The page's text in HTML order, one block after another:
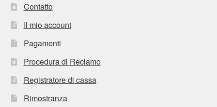
Contatto
Il mio account
Pagamenti
Procedura di Reclamo
Registratore di cassa
Rimostranza